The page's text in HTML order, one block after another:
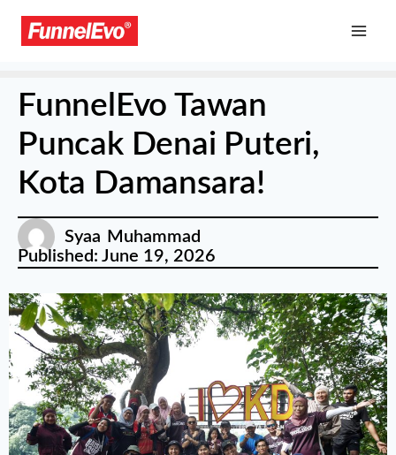
FunnelEvo Tawan
Puncak Denai Puteri,
Kota Damansara!
Syaa Muhammad
Published: June 19, 2026